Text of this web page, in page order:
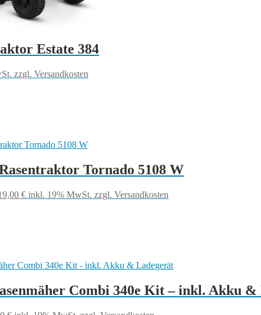
Estate 384
zzgl. Versandkosten
Tornado 5108 W
€Aktueller
inkl. 19% MwSt. zzgl. Versandkosten
Combi 340e Kit – inkl. Akku &